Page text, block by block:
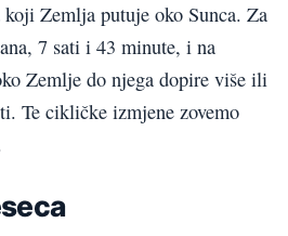
Zemlja putuje oko Sunca. Za
7 sati i 43 minute, i na
Zemlje do njega dopire više ili
Te cikličke izmjene zovemo